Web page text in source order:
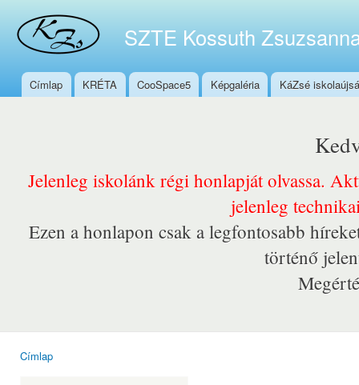
SZTE Kossuth
Főmenü
Címlap KRÉTA CooSpace5 Képgaléria KáZsé
Jelenleg iskolánk régi honlapját olvassa.
jelenleg
Ezen a honlapon csak a legfontosabb
történő
Címlap